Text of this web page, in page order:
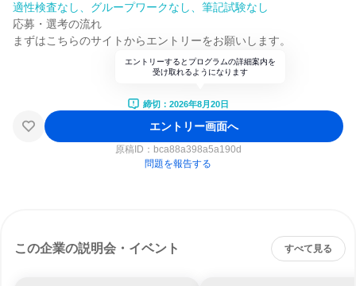
適性検査なし、グループワークなし、筆記試験なし
応募・選考の流れ
まずはこちらのサイトからエントリーをお願いします。
エントリーするとプログラムの詳細案内を
受け取れるようになります
締切：2026年8月20日
エントリー画面へ
原稿ID： bca88a398a5a190d
問題を報告する
この企業の説明会・イベント すべて見る